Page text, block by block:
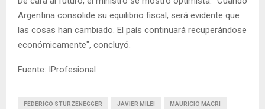
Argentina consolide su equilibrio fiscal, será evidente que
las cosas han cambiado. El país continuará recuperándose
económicamente", concluyó.
Fuente: IProfesional
FEDERICO STURZENEGGER JAVIER MILEI MAURICIO MACRI